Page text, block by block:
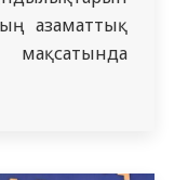
азаматтық
студенттік